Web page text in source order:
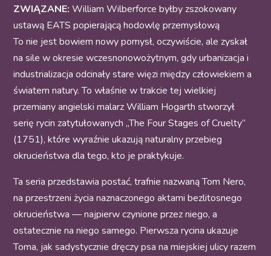
ZWIĄZANE: William Wilberforce byłby zszokowany
ustawą EATS popierającą hodowlę przemysłową
To nie jest bowiem nowy pomysł, oczywiście, ale zyskał
na sile w okresie wczesnonowożytnym, gdy urbanizacja i
industrializacja odcinały stare więzi między człowiekiem a
światem natury. To właśnie w trakcie tej wielkiej
przemiany angielski malarz William Hogarth stworzył
serię rycin zatytułowanych „The Four Stages of Cruelty”
(1751), które wyraźnie ukazują naturalny przebieg
okrucieństwa dla tego, kto je praktykuje.
Ta seria przedstawia postać, trafnie nazwaną Tom Nero,
na przestrzeni życia naznaczonego aktami bezlitosnego
okrucieństwa — najpierw czynione przez niego, a
ostatecznie na niego samego. Pierwsza rycina ukazuje
Toma, jak sadystycznie dręczy psa na miejskiej ulicy razem